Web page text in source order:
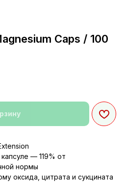
Caps / 100
— 119% от
нормы
оксида, цитрата и сукцината